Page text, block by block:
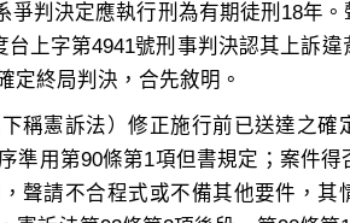
爭判決定應執行刑為有期徒刑18年
上字第4941號刑事判決認其上訴違
稱憲訴法）修正施行前已送達之確
準用第90條第1項但書規定；案件
聲請不合程式或不備其他要件，其